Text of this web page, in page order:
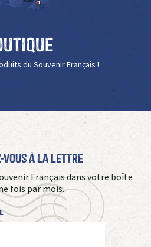
du Souvenir Français !
à La Lettre
Français dans votre boîte
fois par mois.